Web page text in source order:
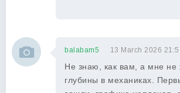
balabam5 13 March 2026
Не знаю, как вам, а мне не
глубины в механиках.